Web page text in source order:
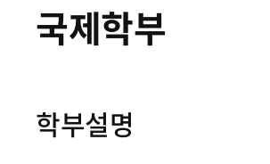
국제학부
학부설명